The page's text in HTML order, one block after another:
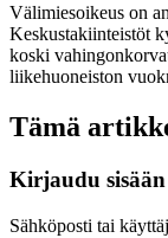
Välimiesoikeus on
Keskustakiinteistöt
koski
liikehuoneiston
Tämä
Kirjaudu sisään
Sähköposti tai